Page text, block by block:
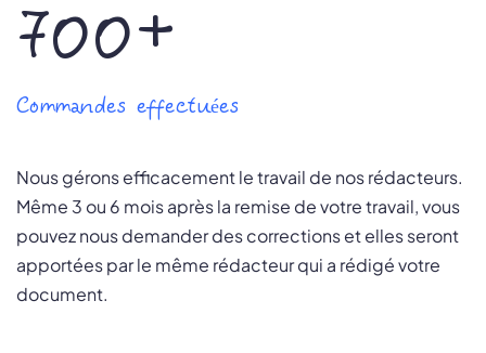
700+
Commandes effectuées
Nous gérons efficacement le travail de nos rédacteurs.
Même 3 ou 6 mois après la remise de votre travail, vous
pouvez nous demander des corrections et elles seront
apportées par le même rédacteur qui a rédigé votre
document.